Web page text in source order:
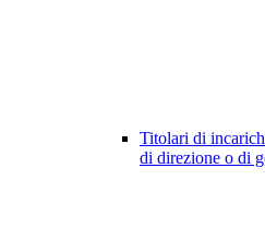
Titolari di
di direzione o di